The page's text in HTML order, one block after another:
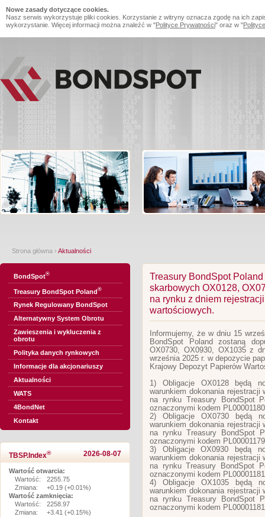
Nowe zasady dotyczące cookies.
Nasz serwis wykorzystuje pliki cookies. Korzystanie z witryny oznacza zgodę na ich
wykorzystanie. Więcej informacji można znaleźć w "Polityce Prywatności" oraz w "
Strona główna › Aktualności
BondSpot®
Treasury BondSpot Poland®
Rynek Regulowany BondSpot
Alternatywny System Obrotu
Zawieszenia i wykluczenia z
obrotu
Polityka danych rynkowych
Informacje dla akcjonariuszy
Aktualności
WATS
4BondNet
Kontakt
TBSP.Index® 2026-08-07
Wartość otwarcia:
Wartość:
2255.75
Zmiana:
+0.19 (+0.01%)
Wartość zamknięcia:
Wartość:
2258.97
Zmiana:
+3.41 (+0.15%)
Treasury BondSpot
skarbowych OX0128,
na rynku z dniem
wartościowych.
Informujemy, że w dniu 15
BondSpot Poland zostaną
OX0730, OX0930, OX1035 z
września 2025 r. w depozycie
Krajowy Depozyt Papierów
1) Obligacje OX0128 będą
warunkiem dokonania
na rynku Treasury BondSpot
oznaczonymi kodem
2) Obligacje OX0730 będą
warunkiem dokonania
na rynku Treasury BondSpot
oznaczonymi kodem
3) Obligacje OX0930 będą
warunkiem dokonania
na rynku Treasury BondSpot
oznaczonymi kodem
4) Obligacje OX1035 będą
warunkiem dokonania
na rynku Treasury BondSpot
oznaczonymi kodem